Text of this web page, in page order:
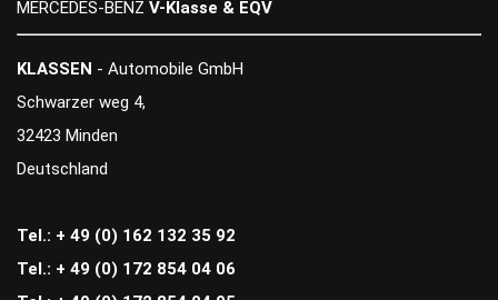
MERCEDES-BENZ V-Klasse & EQV
KLASSEN - Automobile GmbH
Schwarzer weg 4,
32423 Minden
Deutschland
Tel.: + 49 (0) 162 132 35 92
Tel.: + 49 (0) 172 854 04 06